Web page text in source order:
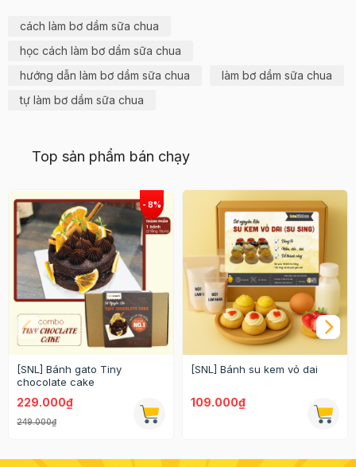
cách làm bơ dầm sữa chua
học cách làm bơ dầm sữa chua
hướng dẫn làm bơ dầm sữa chua
làm bơ dầm sữa chua
tự làm bơ dầm sữa chua
Top sản phẩm bán chạy
[SNL] Bánh gato Tiny
chocolate cake
229.000₫
249.000₫
[SNL] Bánh su kem vỏ dai
109.000₫